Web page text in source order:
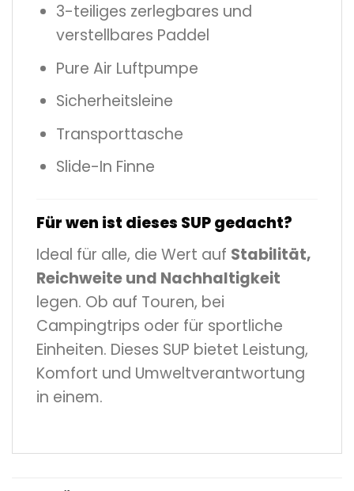
3-teiliges zerlegbares und
verstellbares Paddel
Pure Air Luftpumpe
Sicherheitsleine
Transporttasche
Slide-In Finne
Für wen ist dieses SUP gedacht?
Ideal für alle, die Wert auf Stabilität,
Reichweite und Nachhaltigkeit
legen. Ob auf Touren, bei
Campingtrips oder für sportliche
Einheiten. Dieses SUP bietet Leistung,
Komfort und Umweltverantwortung
in einem.